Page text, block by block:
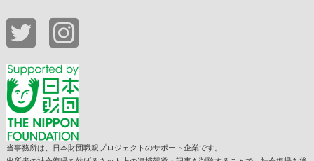
当事務所は、日本財団職親プロジェクトのサポート企業です。